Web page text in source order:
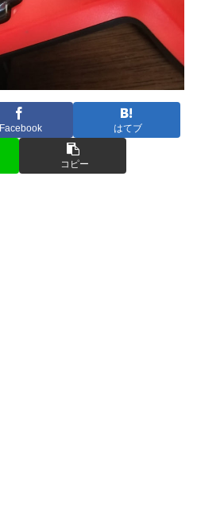
Facebook はてブ
コピー